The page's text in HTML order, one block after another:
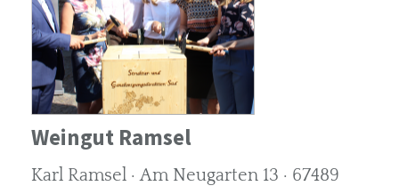
Weingut Ramsel
Karl Ramsel · Am Neugarten 13 · 67489